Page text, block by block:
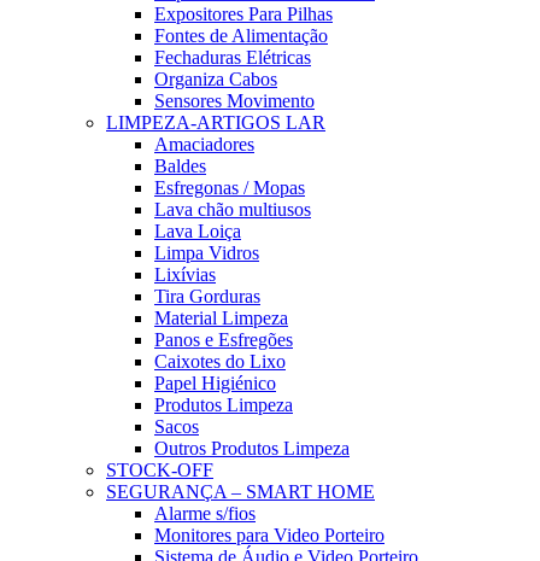
Expositores Para Pilhas
Fontes de Alimentação
Fechaduras Elétricas
Organiza Cabos
Sensores Movimento
LIMPEZA-ARTIGOS LAR
Amaciadores
Baldes
Esfregonas / Mopas
Lava chão multiusos
Lava Loiça
Limpa Vidros
Lixívias
Tira Gorduras
Material Limpeza
Panos e Esfregões
Caixotes do Lixo
Papel Higiénico
Produtos Limpeza
Sacos
Outros Produtos Limpeza
STOCK-OFF
SEGURANÇA – SMART HOME
Alarme s/fios
Monitores para Video Porteiro
Sistema de Áudio e Video Porteiro